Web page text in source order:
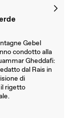
Gebel
condotto alla
Gheddafi:
dal Rais in
di
rigetto